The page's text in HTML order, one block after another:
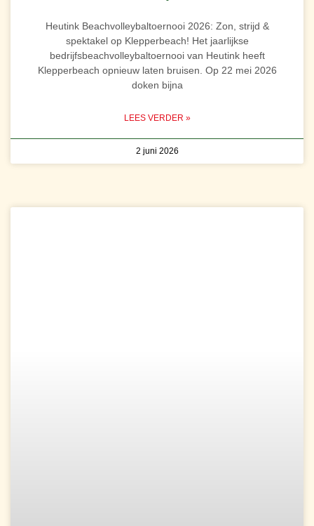
Heutink Beachvolleybaltoernooi 2026: Zon, strijd &
spektakel op Klepperbeach! Het jaarlijkse
bedrijfsbeachvolleybaltoernooi van Heutink heeft
Klepperbeach opnieuw laten bruisen. Op 22 mei 2026
doken bijna
LEES VERDER »
2 juni 2026